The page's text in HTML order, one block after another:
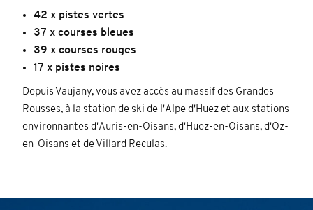
42 x pistes vertes
37 x courses bleues
39 x courses rouges
17 x pistes noires
Depuis Vaujany, vous avez accès au massif des Grandes
Rousses, à la station de ski de l'Alpe d'Huez et aux stations
environnantes d'Auris-en-Oisans, d'Huez-en-Oisans, d'Oz-
en-Oisans et de Villard Reculas.